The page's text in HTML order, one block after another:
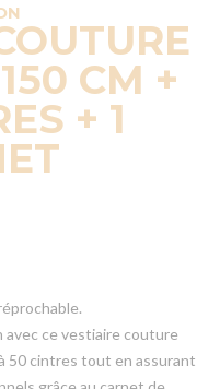
CM +
+ 1
ce vestiaire couture
50 cintres tout en assurant